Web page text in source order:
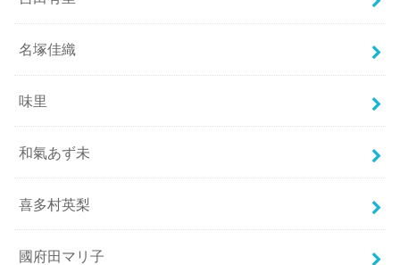
名塚佳織
味里
和氣あず未
喜多村英梨
國府田マリ子